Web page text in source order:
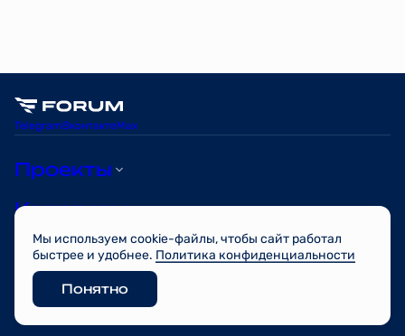
TelegramВконтактеMax
Проекты
Квартиры
О компании
© FORUM 2026
Разработано
Мы используем cookie-файлы, чтобы сайт работал
быстрее и удобнее. Политика конфиденциальности
Понятно